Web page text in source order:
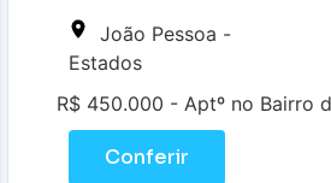
João Pessoa -
Estados
R$ 450.000 - Aptº no Bairro
Conferir